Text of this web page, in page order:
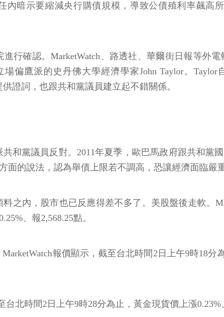
內暗示要縮減央行購債規模，導致公債殖利率飆高
行確認。MarketWatch、路透社、華爾街日報等外
偏鷹派的史丹佛大學經濟學家John Taylor。
證詞，也跟共和黨議員建立起不錯關係。
和黨議員反對。2011年夏季，歐巴馬政府跟共和黨
面的說法，認為舉債上限若不調高，恐讓經濟面臨嚴
之內，股市也已反應得差不多了。美股盤後走軟。
、報2,568.25點。
報價顯示，截至台北時間2日上午9時18
北時間2日上午9時28分為止，黃金現貨價上漲0.23%